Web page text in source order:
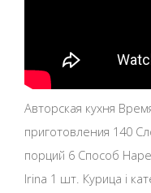
Авторская кухня
приготовления 140
порций 6 Способ
Irina 1 шт. Курица i